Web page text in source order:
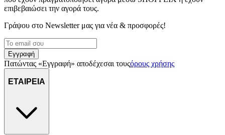
επιβεβαιώσει την αγορά τους.
Γράψου στο Νewsletter μας για νέα & προσφορές!
Εγγραφή
Πατώντας «Εγγραφή» αποδέχεσαι τουςόρους χρήσης
ΕΤΑΙΡΕΙΑ